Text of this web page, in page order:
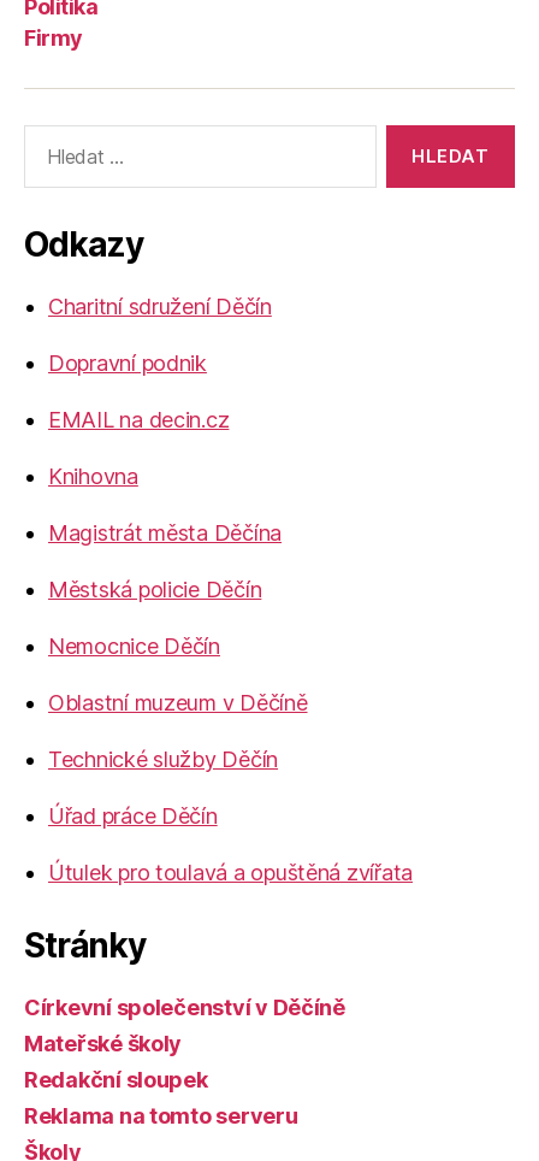
Politika
Firmy
vyhledávání:
Odkazy
Charitní sdružení Děčín
Dopravní podnik
EMAIL na decin.cz
Knihovna
Magistrát města Děčína
Městská policie Děčín
Nemocnice Děčín
Oblastní muzeum v Děčíně
Technické služby Děčín
Úřad práce Děčín
Útulek pro toulavá a opuštěná zvířata
Stránky
Církevní společenství v Děčíně
Mateřské školy
Redakční sloupek
Reklama na tomto serveru
Školy